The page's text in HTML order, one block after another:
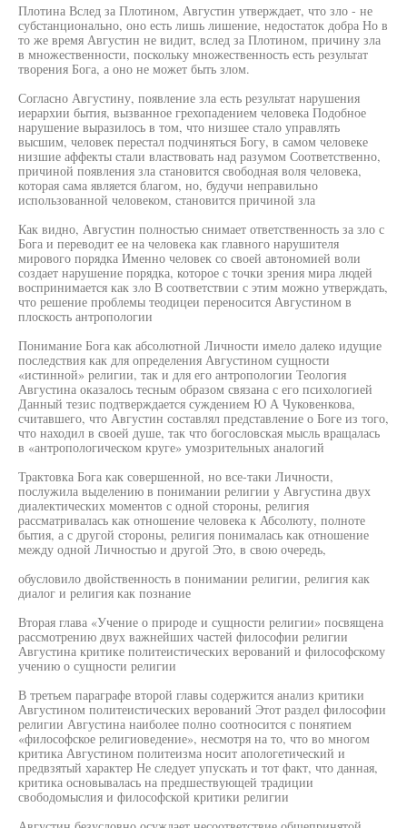
Плотина Вслед за Плотином, Августин утверждает, что зло - не
субстанционально, оно есть лишь лишение, недостаток добра Но в
то же время Августин не видит, вслед за Плотином, причину зла
в множественности, поскольку множественность есть результат
творения Бога, а оно не может быть злом.
Согласно Августину, появление зла есть результат нарушения
иерархии бытия, вызванное грехопадением человека Подобное
нарушение выразилось в том, что низшее стало управлять
высшим, человек перестал подчиняться Богу, в самом человеке
низшие аффекты стали властвовать над разумом Соответственно,
причиной появления зла становится свободная воля человека,
которая сама является благом, но, будучи неправильно
использованной человеком, становится причиной зла
Как видно, Августин полностью снимает ответственность за зло с
Бога и переводит ее на человека как главного нарушителя
мирового порядка Именно человек со своей автономией воли
создает нарушение порядка, которое с точки зрения мира людей
воспринимается как зло В соответствии с этим можно утверждать,
что решение проблемы теодицеи переносится Августином в
плоскость антропологии
Понимание Бога как абсолютной Личности имело далеко идущие
последствия как для определения Августином сущности
«истинной» религии, так и для его антропологии Теология
Августина оказалось тесным образом связана с его психологией
Данный тезис подтверждается суждением Ю А Чуковенкова,
считавшего, что Августин составлял представление о Боге из того,
что находил в своей душе, так что богословская мысль вращалась
в «антропологическом круге» умозрительных аналогий
Трактовка Бога как совершенной, но все-таки Личности,
послужила выделению в понимании религии у Августина двух
диалектических моментов с одной стороны, религия
рассматривалась как отношение человека к Абсолюту, полноте
бытия, а с другой стороны, религия понималась как отношение
между одной Личностью и другой Это, в свою очередь,
обусловило двойственность в понимании религии, религия как
диалог и религия как познание
Вторая глава «Учение о природе и сущности религии» посвящена
рассмотрению двух важнейших частей философии религии
Августина критике политеистических верований и философскому
учению о сущности религии
В третьем параграфе второй главы содержится анализ критики
Августином политеистических верований Этот раздел философии
религии Августина наиболее полно соотносится с понятием
«философское религиоведение», несмотря на то, что во многом
критика Августином политеизма носит апологетический и
предвзятый характер Не следует упускать и тот факт, что данная,
критика основывалась на предшествующей традиции
свободомыслия и философской критики религии